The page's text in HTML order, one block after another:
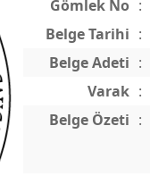
Gömlek No :
Belge Tarihi :
Belge Adeti :
Varak :
Belge Özeti :